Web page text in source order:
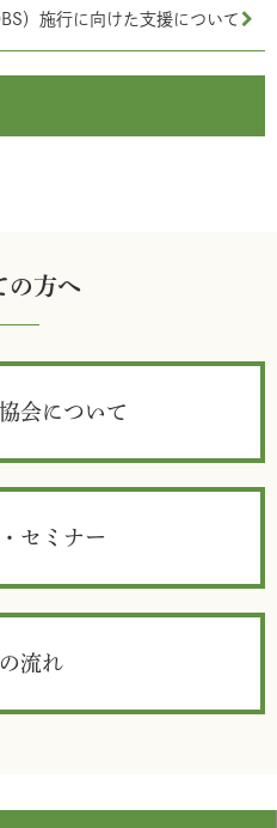
）施行に向けた支援について
の方へ
会について
セミナー
流れ